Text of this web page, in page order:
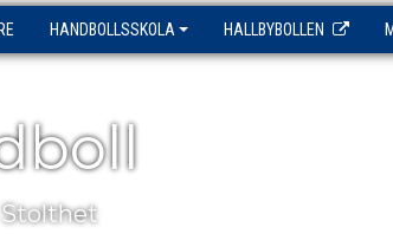
HANDBOLLSSKOLA HALLBYBOLLEN
Stolthet